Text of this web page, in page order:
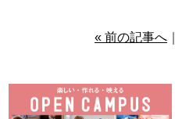
« 前の記事へ